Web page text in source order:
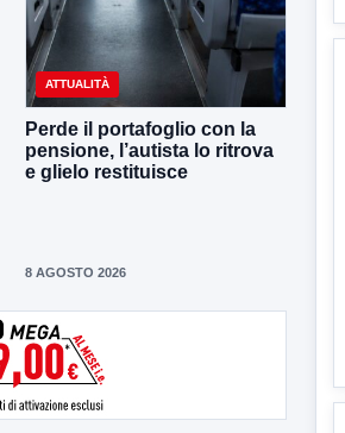
ATTUALITÀ
Perde il portafoglio con la
pensione, l’autista lo ritrova
e glielo restituisce
8 AGOSTO 2026